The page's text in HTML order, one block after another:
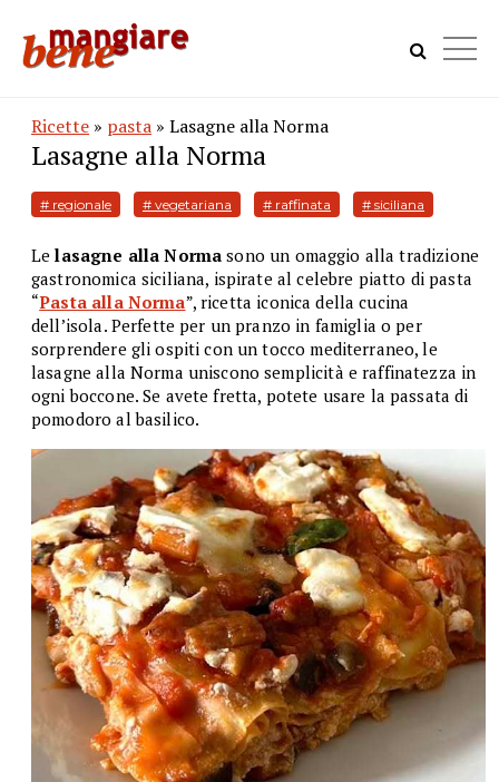
Ricette » pasta » Lasagne alla Norma
Lasagne alla Norma
# regionale # vegetariana # raffinata # siciliana
Lelasagne alla Normasono un omaggio alla tradizione
gastronomica siciliana, ispirate al celebre piatto di pasta
“Pasta alla Norma”, ricetta iconica della cucina
dell’isola. Perfette per un pranzo in famiglia o per
sorprendere gli ospiti con un tocco mediterraneo, le
lasagne alla Norma uniscono semplicità e raffinatezza in
ogni boccone. Se avete fretta, potete usare la passata di
pomodoro al basilico.